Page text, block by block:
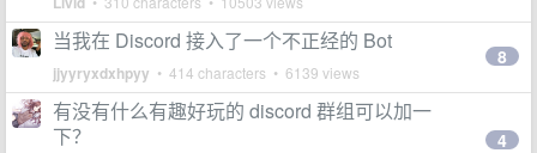
当我在 Discord 接入了一个不正经的 Bot
jjyyryxdxhpyy • 414 characters • 6139 views
8
有没有什么有趣好玩的 discord 群组可以加一
下？
4